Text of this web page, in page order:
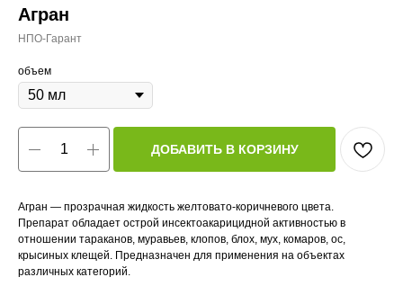
Агран
НПО-Гарант
объем
ДОБАВИТЬ В КОРЗИНУ
Агран — прозрачная жидкость желтовато-коричневого цвета.
Препарат обладает острой инсектоакарицидной активностью в
отношении тараканов, муравьев, клопов, блох, мух, комаров, ос,
крысиных клещей. Предназначен для применения на объектах
различных категорий.